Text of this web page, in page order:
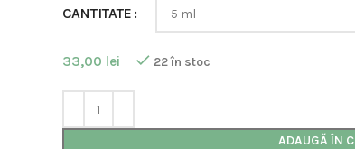
CANTITATE
33,00 lei 22 în stoc
ADAUGĂ ÎN